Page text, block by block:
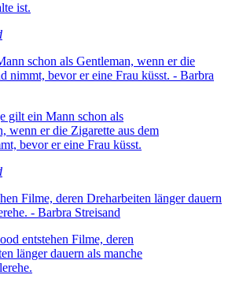
ist.
gilt ein Mann schon als
wenn er die Zigarette aus dem
bevor er eine Frau küsst.
entstehen Filme, deren
länger dauern als manche